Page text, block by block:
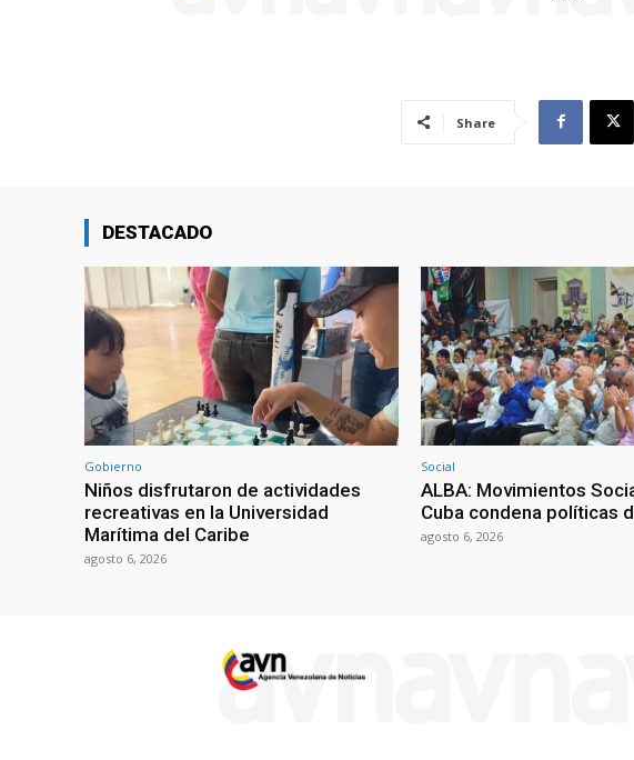
Share
DESTACADO
Gobierno
Niños disfrutaron de actividades
recreativas en la Universidad
Marítima del Caribe
agosto 6, 2026
Social
ALBA: Movimientos
Cuba condena políticas
agosto 6, 2026